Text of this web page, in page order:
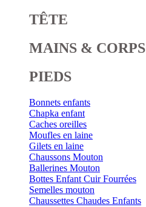
TÊTE
MAINS & CORPS
PIEDS
Bonnets enfants
Chapka enfant
Caches oreilles
Moufles en laine
Gilets en laine
Chaussons Mouton
Ballerines Mouton
Bottes Enfant Cuir Fourrées
Semelles mouton
Chaussettes Chaudes Enfants